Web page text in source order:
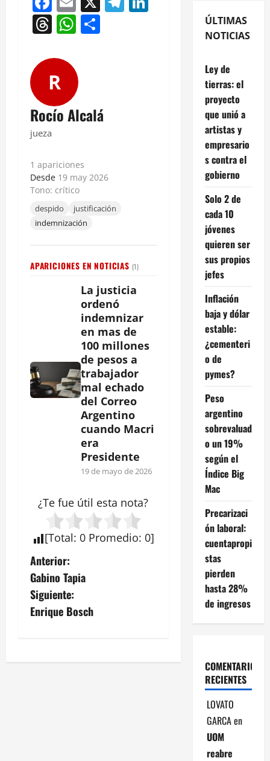
Threads
WhatsApp
R
Rocío Alcalá
jueza
1 apariciones
Desde 19 may 2026
Tono: crítico
despido
justificación
indemnización
APARICIONES EN NOTICIAS (1)
La justicia
ordenó
indemnizar
en mas de
100 millones
de pesos a
trabajador
mal echado
del Correo
Argentino
cuando Macri
era
Presidente
19 de mayo de 2026
¿Te fue útil esta nota?
[Total: 0 Promedio: 0]
N
a
v
g
Anterior:
Gabino Tapia
Siguiente:
Enrique Bosch
ÚLTIMAS
NOTICIAS
Ley de
tierras: el
proyecto
que unió a
artistas y
empresario
s contra el
gobierno
Solo 2 de
cada 10
jóvenes
quieren ser
sus propios
jefes
Inflación
baja y dólar
estable:
¿cementeri
o de
pymes?
Peso
argentino
sobrevaluad
o un 19%
según el
Índice Big
Mac
Precarizaci
ón laboral:
cuentapropi
stas
pierden
hasta 28%
de ingresos
COMENTARIOS
RECIENTES
LOVATO
GARCAen
UOM
reabre